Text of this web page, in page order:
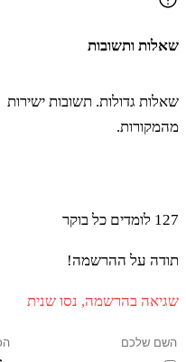
אֱלֹהֶיךָ כַּאֲשֶׁר יִשָּׂא
לב וּבַדָּבָר הַזֶּה
לד וַיִּשְׁמַע יְדוָד אֶת
שאלות ותשובות
שאלות גדולות. תשובות ישירות
מהמקורות.
127 לומדים כל בוקר
תודה על ההרשמה!
שגיאה בהרשמה, נסו שנית